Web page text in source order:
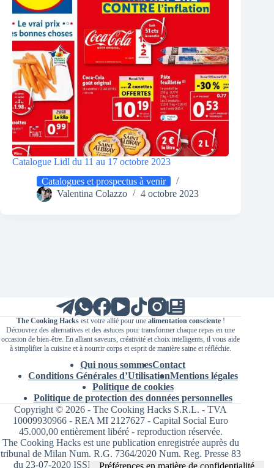
Catalogue Lidl du 11 au 17 octobre 2023
Catalogues et prospectus à venir
Valentina Colazzo
4 octobre 2023
The Cooking Hacksest votre allié pour une alimentation consciente!
Découvrez des alternatives et des astuces pour transformer chaque repas en une
occasion de bien-être. En alliant saveurs, créativité et choix intelligents, il vous aide
à simplifier la cuisine et à nourrir corps et esprit de manière saine et réfléchie.
Qui nous sommesContact
Conditions Générales d’UtilisationMentions légales
Politique de cookies
Politique de protection des données personnelles
Copyright © 2026 - The Cooking Hacks S.R.L. - TVA
10009930966 - REA MI 2127627 - Capital Social Euro
45.000,00 entièrement libéré - reproduction réservée.
The Cooking Hacks est une publication enregistrée auprès du
tribunal de Milan Num. R.G. 7364/2020 Num. Reg. Presse 83
du 23-07-2020 ISSN 2724-2455 Directrice responsable